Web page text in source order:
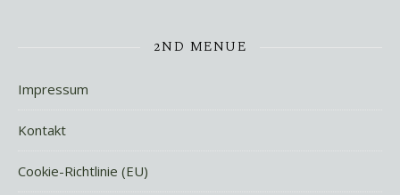
2ND MENUE
Impressum
Kontakt
Cookie-Richtlinie (EU)